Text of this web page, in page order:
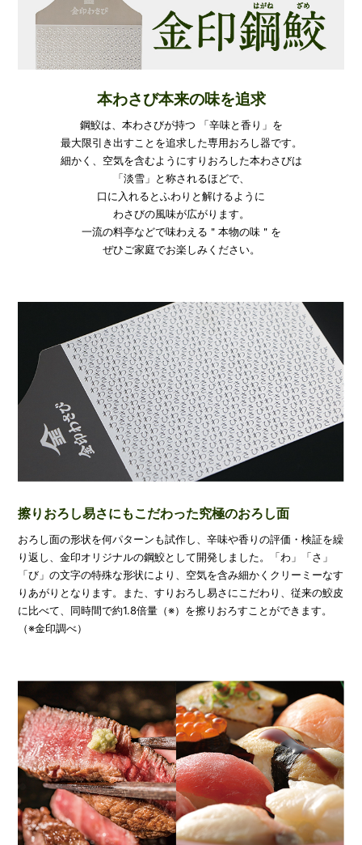
本わさび本来の味を追求
鋼鮫は、本わさびが持つ 「辛味と香り」を
最大限引き出すことを追求した専用おろし器です。
細かく、空気を含むようにすりおろした本わさびは
「淡雪」と称されるほどで、
口に入れるとふわりと解けるように
わさびの風味が広がります。
一流の料亭などで味わえる＂本物の味＂を
ぜひご家庭でお楽しみください。
擦りおろし易さにもこだわった究極のおろし面
おろし面の形状を何パターンも試作し、辛味や香りの評価・検証を繰
り返し、金印オリジナルの鋼鮫として開発しました。「わ」「さ」
「び」の文字の特殊な形状により、空気を含み細かくクリーミーなす
りあがりとなります。また、すりおろし易さにこだわり、従来の鮫皮
に比べて、同時間で約1.8倍量（※）を擦りおろすことができます。
（※金印調べ）